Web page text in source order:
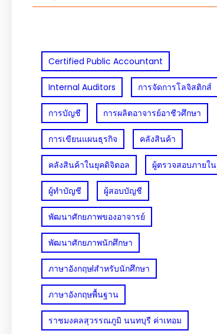
Certified Public Accountant
Internal Auditors การจัดการโลจิสติกส์
การบัญชี การผลิตอาจารย์อาชีวศึกษา
การเขียนแผนธุรกิจ คลังสินค้า
คลังสินค้าในยุคดิจิตอล ผู้ตรวจสอบภายใน
ผู้ทำบัญชี ผู้สอบบัญชี
พัฒนาศักยภาพของอาจารย์
พัฒนาศักยภาพนักศึกษา
ภาษาอังกฤษlสำหรับนักศึกษา
ภาษาอังกฤษพื้นฐาน
ราชมงคลสุวรรณภูมิ นนทบุรี ค่าเทอม